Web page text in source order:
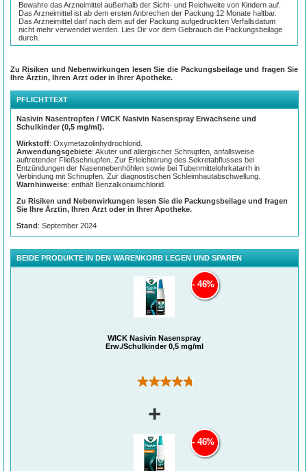
Bewahre das Arzneimittel außerhalb der Sicht- und Reichweite von Kindern auf.
Das Arzneimittel ist ab dem ersten Anbrechen der Packung 12 Monate haltbar.
Das Arzneimittel darf nach dem auf der Packung aufgedruckten Verfallsdatum
nicht mehr verwendet werden. Lies Dir vor dem Gebrauch die Packungsbeilage
durch.
Zu Risiken und Nebenwirkungen lesen Sie die Packungsbeilage und fragen Sie
Ihre Ärztin, Ihren Arzt oder in Ihrer Apotheke.
PFLICHTTEXT
Nasivin Nasentropfen / WICK Nasivin Nasenspray Erwachsene und
Schulkinder (0,5 mg/ml).
Wirkstoff: Oxymetazolinhydrochlorid.
Anwendungsgebiete: Akuter und allergischer Schnupfen, anfallsweise
auftretender Fließschnupfen. Zur Erleichterung des Sekretabflusses bei
Entzündungen der Nasennebenhöhlen sowie bei Tubenmittelohrkatarrh in
Verbindung mit Schnupfen. Zur diagnostischen Schleimhautabschwellung.
Warnhinweise: enthält Benzalkoniumchlorid.
Zu Risiken und Nebenwirkungen lesen Sie die Packungsbeilage und fragen
Sie Ihre Ärztin, Ihren Arzt oder in Ihrer Apotheke.
Stand : September 2024
BEIDE PRODUKTE IN DEN WARENKORB LEGEN UND SPAREN
WICK Nasivin Nasenspray
Erw./Schulkinder 0,5 mg/ml
(8)
46%
+
46%